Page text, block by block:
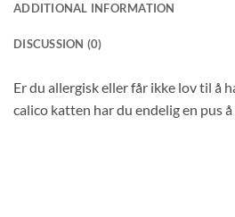
ADDITIONAL INFORMATION
DISCUSSION (0)
Er du allergisk eller får ikke lov til å
calico katten har du endelig en pus